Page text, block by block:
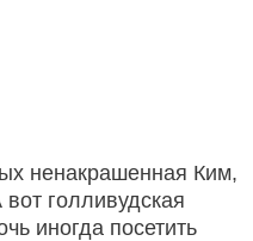
ненакрашенная Ким,
вот голливудская
иногда посетить